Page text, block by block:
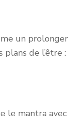
un
de
le mantra